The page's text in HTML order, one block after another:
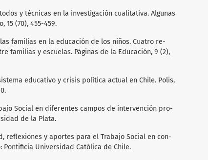
y técnicas en la investigación cualitativa. Al­gunas
15 (70), 455-459.
las familias en la educación de los niños. Cuatro re­
familias y escuelas. Páginas de la Educación, 9 (2),
educativo y crisis política actual en Chile. Polis,
Social en diferentes campos de intervención pro­
de la Plata.
reflexiones y aportes para el Trabajo Social en con­
Pontificia Universidad Católica de Chile.